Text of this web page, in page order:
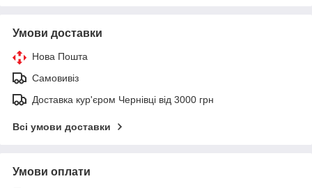
Умови доставки
Нова Пошта
Самовивіз
Доставка кур'єром Чернівці від 3000 грн
Всі умови доставки
Умови оплати